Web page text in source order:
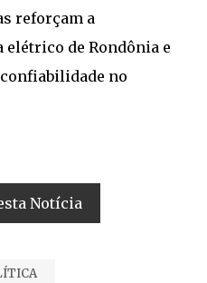
reforçam a
elétrico de Rondônia e
no
Notícia